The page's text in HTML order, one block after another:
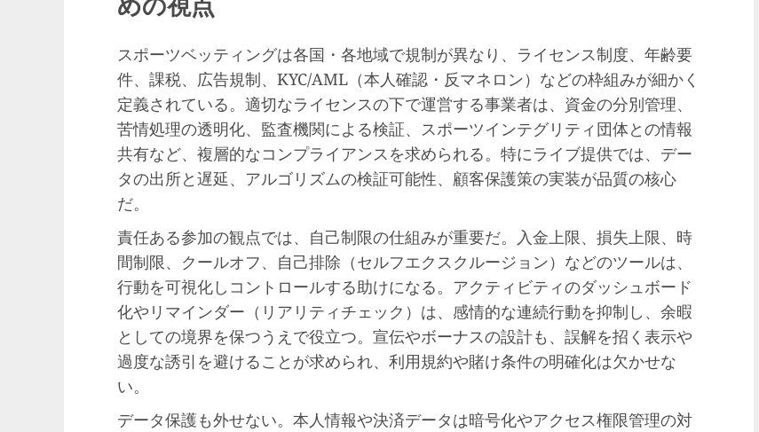
スポーツベッティングは各国・各地域で規制が異なり、ライセンス制度、年齢要
件、課税、広告規制、KYC/AML（本人確認・反マネロン）などの枠組みが細かく
定義されている。適切なライセンスの下で運営する事業者は、資金の分別管理、
苦情処理の透明化、監査機関による検証、スポーツインテグリティ団体との情報
共有など、複層的なコンプライアンスを求められる。特にライブ提供では、デー
タの出所と遅延、アルゴリズムの検証可能性、顧客保護策の実装が品質の核心
だ。
責任ある参加の観点では、自己制限の仕組みが重要だ。入金上限、損失上限、時
間制限、クールオフ、自己排除（セルフエクスクルージョン）などのツールは、
行動を可視化しコントロールする助けになる。アクティビティのダッシュボード
化やリマインダー（リアリティチェック）は、感情的な連続行動を抑制し、余暇
としての境界を保つうえで役立つ。宣伝やボーナスの設計も、誤解を招く表示や
過度な誘引を避けることが求められ、利用規約や賭け条件の明確化は欠かせな
い。
データ保護も外せない。本人情報や決済データは暗号化やアクセス権限管理の対